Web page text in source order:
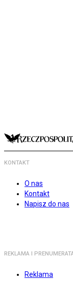
KONTAKT
O nas
Kontakt
Napisz do nas
REKLAMA I
Reklama